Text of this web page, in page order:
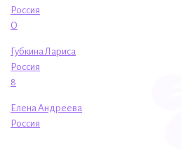
Россия
O
Губкина Лариса
Россия
8
Елена Андреева
Россия